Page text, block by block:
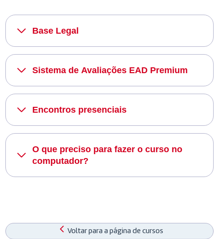
Base Legal
Sistema de Avaliações EAD Premium
Encontros presenciais
O que preciso para fazer o curso no
computador?
Voltar para a página de cursos